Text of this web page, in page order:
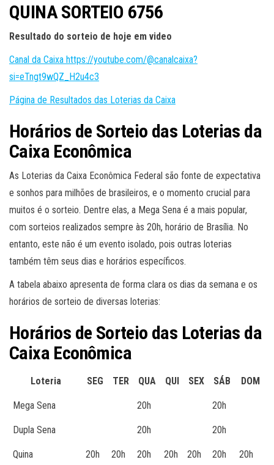
QUINA SORTEIO 6756
Resultado do sorteio de hoje em video
Canal da Caixa https://youtube.com/@canalcaixa?
si=eTngt9wQZ_H2u4c3
Página de Resultados das Loterias da Caixa
Horários de Sorteio das Loterias da
Caixa Econômica
As Loterias da Caixa Econômica Federal são fonte de expectativa
e sonhos para milhões de brasileiros, e o momento crucial para
muitos é o sorteio. Dentre elas, a Mega Sena é a mais popular,
com sorteios realizados sempre às 20h, horário de Brasília. No
entanto, este não é um evento isolado, pois outras loterias
também têm seus dias e horários específicos.
A tabela abaixo apresenta de forma clara os dias da semana e os
horários de sorteio de diversas loterias:
Horários de Sorteio das Loterias da
Caixa Econômica
Loteria SEG TER QUA QUI SEX SÁB DOM
Mega Sena 20h 20h
Dupla Sena 20h 20h
Quina 20h 20h 20h 20h 20h 20h 20h